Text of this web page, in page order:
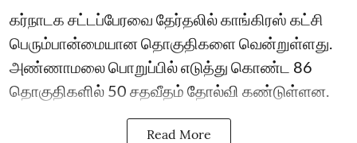
கர்நாடக சட்டப்பேரவை தேர்தலில் காங்கிரஸ் கட்சி
பெரும்பான்மையான தொகுதிகளை வென்றுள்ளது.
அண்ணாமலை பொறுப்பில் எடுத்து கொண்ட 86
தொகுதிகளில் 50 சதவீதம் தோல்வி கண்டுள்ளன.
Read More